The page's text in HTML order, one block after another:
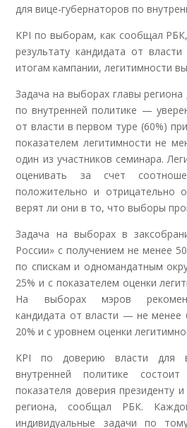
для вице-губернаторов по
KPI по выборам, как сообщал
результату кандидата от
итогам кампании, легитимности
Задача на выборах главы региона
по внутренней политике —
от власти в первом туре (60%)
показателем легитимности не
один из участников семинара.
оценивать за счет
положительно и отрицательно
верят ли они в то, что выборы
Задача на выборах в
России» с получением не менее
по спискам и одномандатным
25% и с показателем оценки
На выборах мэров
кандидата от власти — не менее
20% и с уровнем оценки
KPI по доверию власти для
внутренней политике
показателя доверия президенту
региона, сообщал РБК.
индивидуальные задачи по